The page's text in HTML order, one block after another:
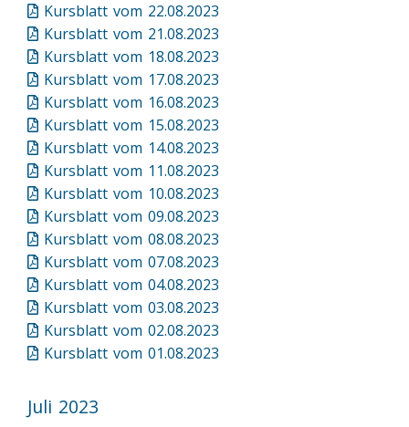
Kursblatt vom 22.08.2023
Kursblatt vom 21.08.2023
Kursblatt vom 18.08.2023
Kursblatt vom 17.08.2023
Kursblatt vom 16.08.2023
Kursblatt vom 15.08.2023
Kursblatt vom 14.08.2023
Kursblatt vom 11.08.2023
Kursblatt vom 10.08.2023
Kursblatt vom 09.08.2023
Kursblatt vom 08.08.2023
Kursblatt vom 07.08.2023
Kursblatt vom 04.08.2023
Kursblatt vom 03.08.2023
Kursblatt vom 02.08.2023
Kursblatt vom 01.08.2023
Juli 2023